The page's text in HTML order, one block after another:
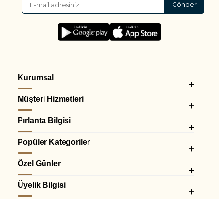
Gönder
Kurumsal
Müşteri Hizmetleri
Pırlanta Bilgisi
Popüler Kategoriler
Özel Günler
Üyelik Bilgisi